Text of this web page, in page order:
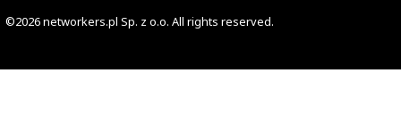
- Protokół IP i adresacja
- Inter-VLAN Routing